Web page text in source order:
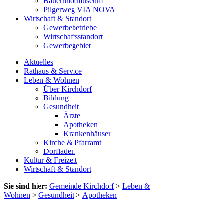
Pilgerweg VIA NOVA
Wirtschaft & Standort
Gewerbebetriebe
Wirtschaftsstandort
Gewerbegebiet
Aktuelles
Rathaus & Service
Leben & Wohnen
Über Kirchdorf
Bildung
Gesundheit
Ärzte
Apotheken
Krankenhäuser
Kirche & Pfarramt
Dorfladen
Kultur & Freizeit
Wirtschaft & Standort
Sie sind hier: Gemeinde Kirchdorf> Leben &
Wohnen > Gesundheit > Apotheken